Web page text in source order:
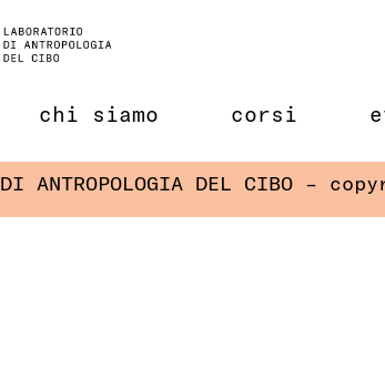
chi siamo corsi
DI ANTROPOLOGIA DEL